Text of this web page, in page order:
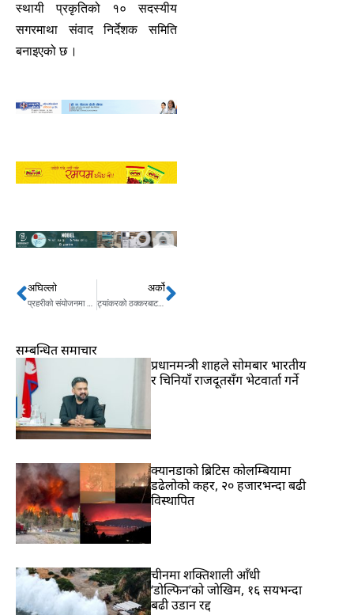
स्थायी प्रकृतिको १० सदस्यीय
सगरमाथा संवाद निर्देशक समिति
बनाइएको छ ।
Prev
अघिल्लो अर्को
ट्यांकरको ठक्करबाट एकको मृत्यु Next
सम्बन्धित समाचार
प्रधानमन्त्री शाहले सोमबार भारतीय
र चिनियाँ राजदूतसँग भेटवार्ता गर्ने
क्यानडाको ब्रिटिस कोलम्बियामा
डढेलोको कहर, २० हजारभन्दा बढी
विस्थापित
चीनमा शक्तिशाली आँधी
‘डोल्फिन’को जोखिम, १६ सयभन्दा
बढी उडान रद्द